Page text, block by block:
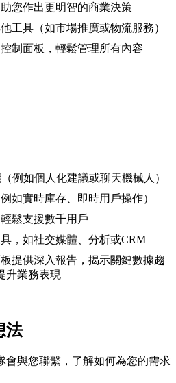
您作出更明智的商業決策
工具（如市場推廣或物流服務）
制面板，輕鬆管理所有內容
例如個人化建議或聊天機械人）
如實時庫存、即時用戶操作）
鬆支援數千用戶
，如社交媒體、分析或CRM
提供深入報告，揭示關鍵數據趨
升業務表現
法
會與您聯繫，了解如何為您的需求